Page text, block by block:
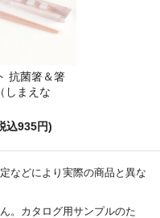
抗菌箸＆箸
しまえな
込935円)
などにより実際の商品と異な
。カタログ用サンプルのた